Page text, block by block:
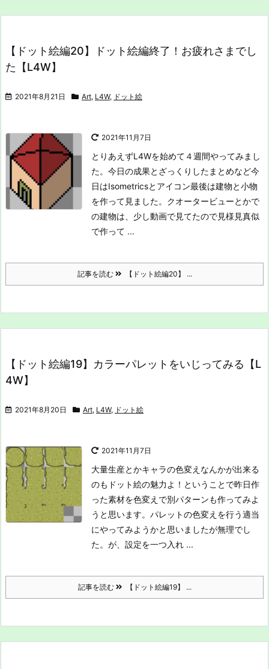
【ドット絵編20】ドット絵編終了！お疲れさまでし
た【L4W】
2021年8月21日 Art, L4W, ドット絵
2021年11月7日
とりあえずL4Wを始めて４週間やってみまし
た。今日の成果とざっくりしたまとめなど今
日はIsometricsとアイコン最後は建物と小物
を作って見ました。クオータービューとかで
の建物は、少し動画で見てたので見様見真似
で作って ...
記事を読む 【ドット絵編20】 ...
【ドット絵編19】カラーパレットをいじってみる【L
4W】
2021年8月20日 Art, L4W, ドット絵
2021年11月7日
大量生産とかキャラの色変えなんかが出来る
のもドット絵の魅力よ！ということで昨日作
った素材を色変えで別パターンも作ってみよ
うと思います。 パレットの色変えを行う適当
にやってみようかと思いましたが無理でし
た。が、設定を一つ入れ ...
記事を読む 【ドット絵編19】 ...